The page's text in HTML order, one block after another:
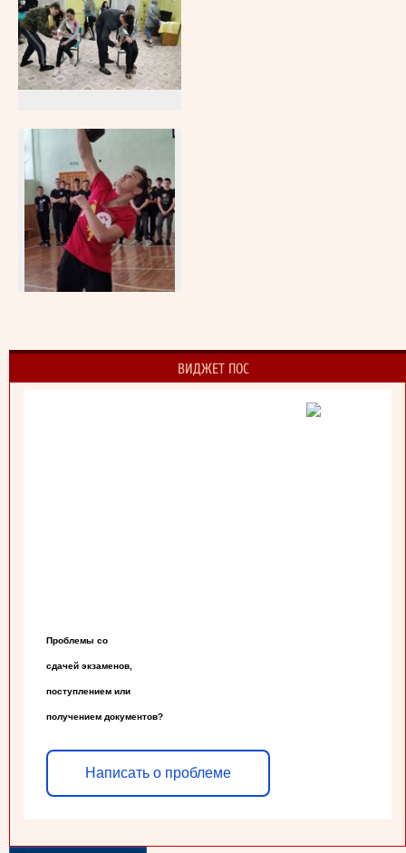
ВИДЖЕТ ПОС
Проблемы со
сдачей экзаменов,
поступлением или
получением документов?
Написать о проблеме